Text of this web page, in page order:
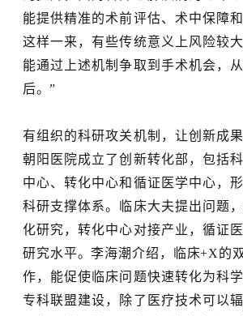
能提供精准的术前评估、术中保障
这样一来，有些传统意义上风险较
能通过上述机制争取到手术机会，
后。”
有组织的科研攻关机制，让创新成
朝阳医院成立了创新转化部，包括
中心、转化中心和循证医学中心，
科研支撑体系。临床大夫提出问题
化研究，转化中心对接产业，循证
研究水平。李海潮介绍，临床+X的
作，能促使临床问题快速转化为科
专科联盟建设，除了医疗技术可以